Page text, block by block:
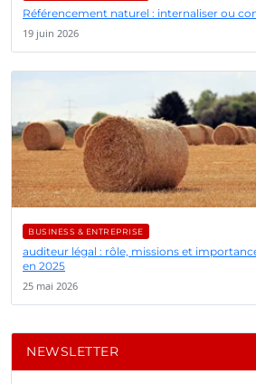
Référencement naturel : internaliser ou
19 juin 2026
BUSINESS & ENTREPRISE
auditeur légal : rôle, missions et
en 2025
25 mai 2026
NEWSLETTER